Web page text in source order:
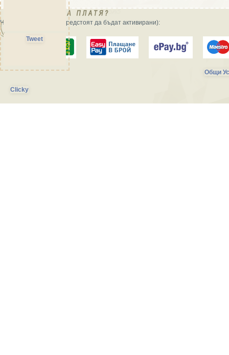
Начини на плащане (предстоят да бъдат активирани):
Общи
Clicky
Tweet